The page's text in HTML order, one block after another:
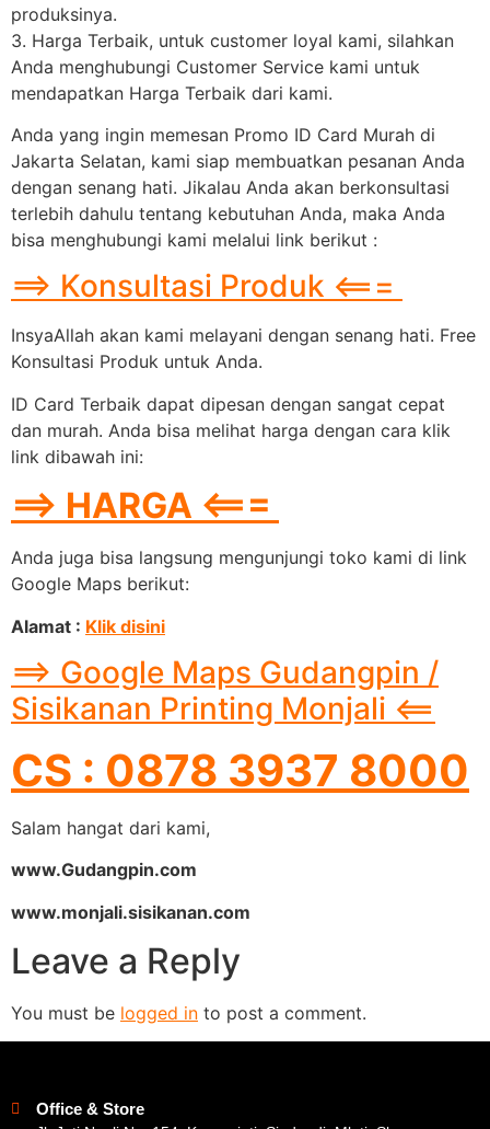
produksinya.
3. Harga Terbaik, untuk customer loyal kami, silahkan
Anda menghubungi Customer Service kami untuk
mendapatkan Harga Terbaik dari kami.
Anda yang ingin memesan Promo ID Card Murah di
Jakarta Selatan, kami siap membuatkan pesanan Anda
dengan senang hati. Jikalau Anda akan berkonsultasi
terlebih dahulu tentang kebutuhan Anda, maka Anda
bisa menghubungi kami melalui link berikut :
==> Konsultasi Produk <===
InsyaAllah akan kami melayani dengan senang hati. Free
Konsultasi Produk untuk Anda.
ID Card Terbaik dapat dipesan dengan sangat cepat
dan murah. Anda bisa melihat harga dengan cara klik
link dibawah ini:
==> HARGA <===
Anda juga bisa langsung mengunjungi toko kami di link
Google Maps berikut:
Alamat : Klik disini
==> Google Maps Gudangpin /
Sisikanan Printing Monjali <==
CS : 0878 3937 8000
Salam hangat dari kami,
www.Gudangpin.com
www.monjali.sisikanan.com
Leave a Reply
You must be logged in to post a comment.
Office & Store